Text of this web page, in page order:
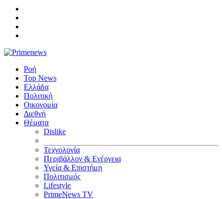
Ροή
Top News
Ελλάδα
Πολιτική
Οικονομία
Διεθνή
Θέματα
Dislike
Τεχνολογία
Περιβάλλον & Ενέργεια
Υγεία & Επιστήμη
Πολιτισμός
Lifestyle
PrimeNews TV